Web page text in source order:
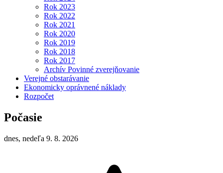
Rok 2023
Rok 2022
Rok 2021
Rok 2020
Rok 2019
Rok 2018
Rok 2017
Archív Povinné zverejňovanie
Verejné obstarávanie
Ekonomicky oprávnené náklady
Rozpočet
Počasie
dnes, nedeľa 9. 8. 2026